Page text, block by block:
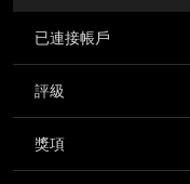
已連接帳戶
評級
獎項